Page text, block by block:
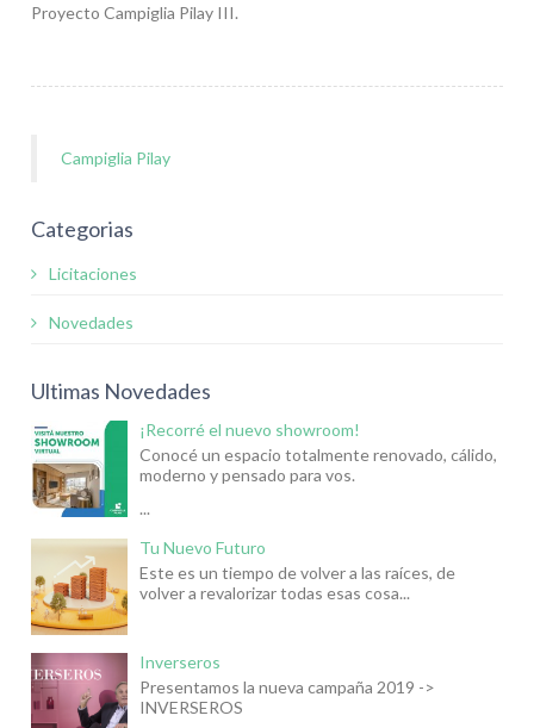
Proyecto Campiglia Pilay III.
Campiglia Pilay
Categorias
Licitaciones
Novedades
Ultimas Novedades
¡Recorré el nuevo showroom!
Conocé un espacio totalmente renovado, cálido,
moderno y pensado para vos.
...
Tu Nuevo Futuro
Este es un tiempo de volver a las raíces, de
volver a revalorizar todas esas cosa...
Inverseros
Presentamos la nueva campaña 2019 ->
INVERSEROS